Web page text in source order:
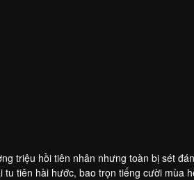
triệu hồi tiên nhân nhưng toàn bị sét
tiên hài hước, bao trọn tiếng cười mùa